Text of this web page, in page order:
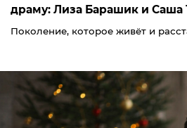
драму: Лиза Барашик и Саша
Поколение, которое живёт и